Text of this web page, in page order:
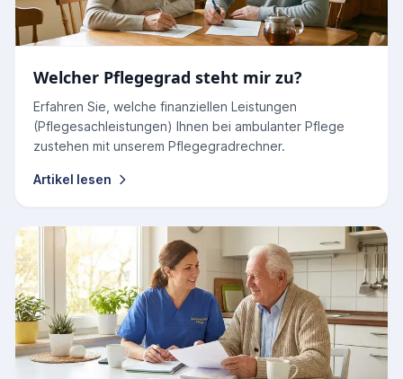
Welcher Pflegegrad steht mir zu?
Erfahren Sie, welche finanziellen Leistungen
(Pflegesachleistungen) Ihnen bei ambulanter Pflege
zustehen mit unserem Pflegegradrechner.
Artikel lesen